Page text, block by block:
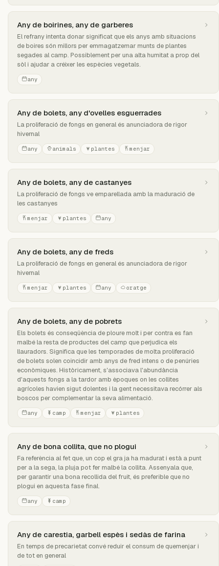
Any de boirines, any de garberes
El refrany intenta donar significat que els anys amb situacions
de boires són millors per emmagatzemar munts de plantes
segades al camp. Possiblement per una alta humitat a prop del
sòl i ajudar a créixer les espècies vegetals.
any
Any de bolets, any d'ovelles esguerrades
La proliferació de fongs en general és anunciadora de rigor
hivernal
any animals plantes menjar
Any de bolets, any de castanyes
La proliferació de fongs ve emparellada amb la maduració de
les castanyes
menjar plantes any
Any de bolets, any de freds
La proliferació de fongs en general és anunciadora de rigor
hivernal
menjar plantes any oratge
Any de bolets, any de pobrets
Els bolets és conseqüència de ploure molt i per contra es fan
malbé la resta de productes del camp que perjudica els
llauradors. Significa que les temporades de molta proliferació
de bolets solen coincidir amb anys de fred intens o de penúries
econòmiques. Històricament, s'associava l'abundància
d'aquests fongs a la tardor amb èpoques on les collites
agrícoles havien sigut dolentes i la gent necessitava recórrer als
boscos per complementar la seva alimentació.
any camp menjar plantes
Any de bona collita, que no plogui
Fa referència al fet que, un cop el gra ja ha madurat i està a punt
per a la sega, la pluja pot fer malbé la collita. Assenyala que,
per garantir una bona recollida del fruit, és preferible que no
plogui en aquesta fase final.
any camp
Any de carestia, garbell espès i sedàs de farina
En temps de precarietat convé reduir el consum de quemenjar i
de tot en general